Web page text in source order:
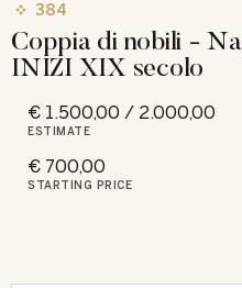
384
Coppia di nobili -
INIZI XIX secolo
€ 1.500,00 / 2.000,00
ESTIMATE
€ 700,00
STARTING PRICE